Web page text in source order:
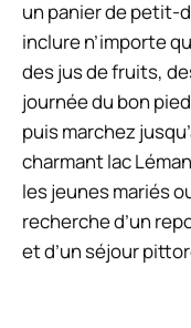
un panier de petit-
inclure n’importe
des jus de fruits,
journée du bon
puis marchez
charmant lac
les jeunes mariés
recherche d’un
et d’un séjour